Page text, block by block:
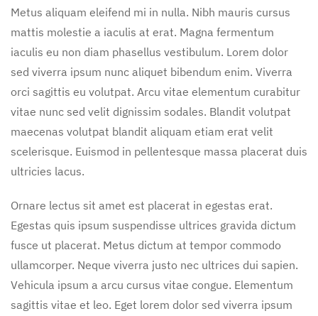
Metus aliquam eleifend mi in nulla. Nibh mauris cursus
mattis molestie a iaculis at erat. Magna fermentum
iaculis eu non diam phasellus vestibulum. Lorem dolor
sed viverra ipsum nunc aliquet bibendum enim. Viverra
orci sagittis eu volutpat. Arcu vitae elementum curabitur
vitae nunc sed velit dignissim sodales. Blandit volutpat
maecenas volutpat blandit aliquam etiam erat velit
scelerisque. Euismod in pellentesque massa placerat duis
ultricies lacus.
Ornare lectus sit amet est placerat in egestas erat.
Egestas quis ipsum suspendisse ultrices gravida dictum
fusce ut placerat. Metus dictum at tempor commodo
ullamcorper. Neque viverra justo nec ultrices dui sapien.
Vehicula ipsum a arcu cursus vitae congue. Elementum
sagittis vitae et leo. Eget lorem dolor sed viverra ipsum